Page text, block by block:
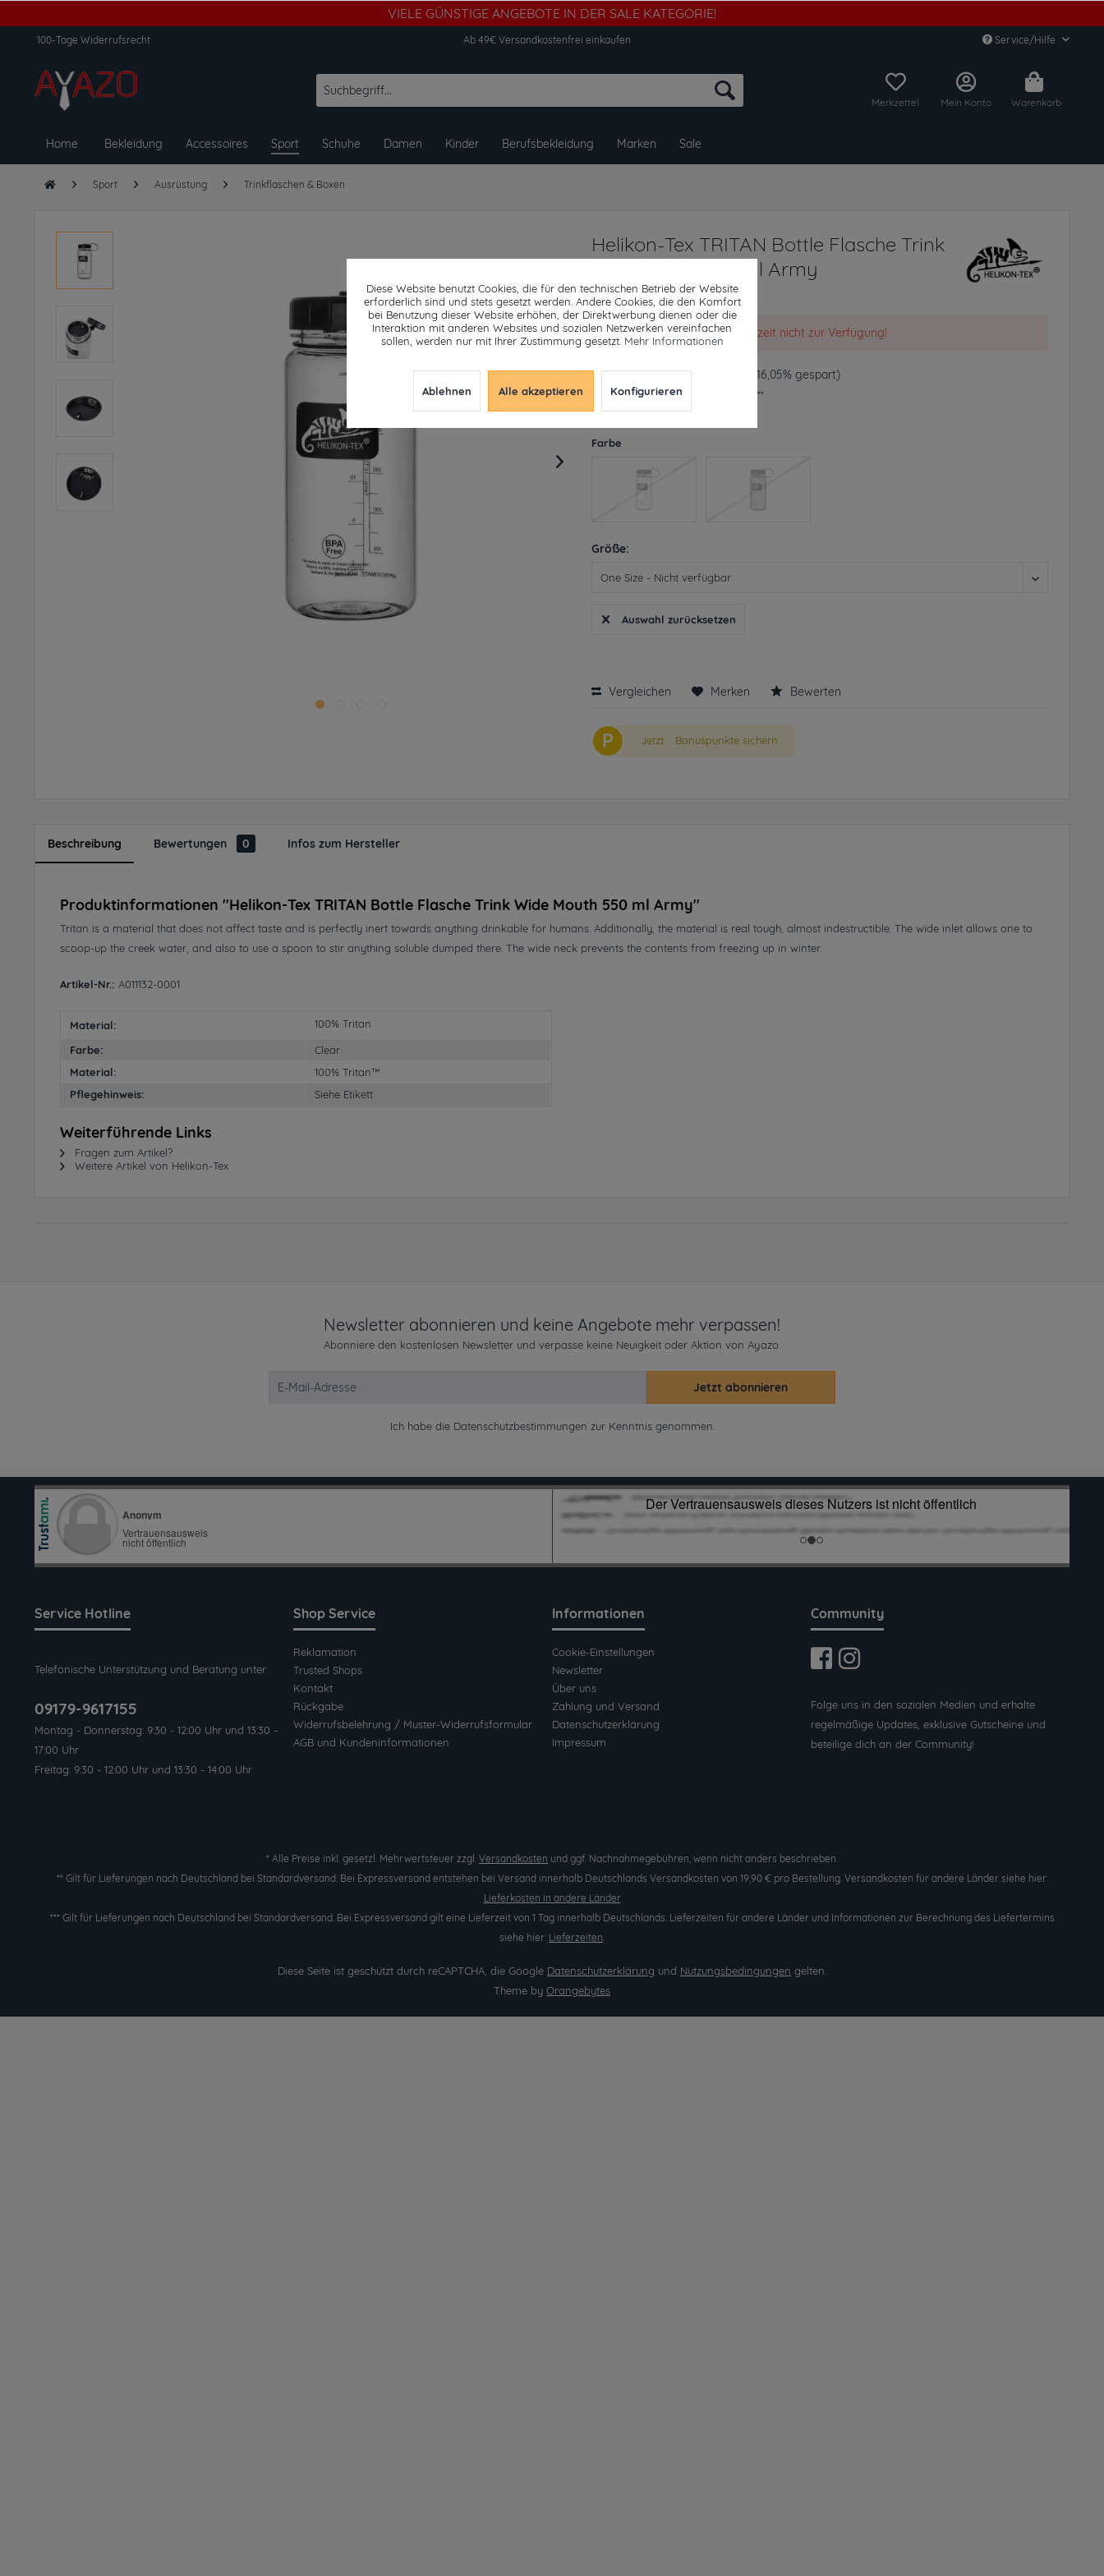
VIELE GÜNSTIGE ANGEBOTE IN DER SALE KATEGORIE!
100-Tage Widerrufsrecht Ab 49€ Versandkostenfrei einkaufen Service/Hilfe
Merkzettel Mein Konto Warenkorb
Home Bekleidung Accessoires Sport Schuhe Damen Kinder Berufsbekleidung Marken Sale
Sport Ausrüstung Trinkflaschen & Boxen
Helikon-Tex TRITAN Bottle Flasche Trink
Wide Mouth 550 ml Army
Dieser Artikel steht derzeit nicht zur Verfügung!
9,99 € * (16,05% gespart)
inkl. MwSt.ab 49€ versandkostenfrei**
Derzeit leider nicht lieferbar
Farbe
Größe:
Auswahl zurücksetzen
Vergleichen Merken Bewerten
P Jetzt Bonuspunkte sichern
Beschreibung Bewertungen 0 Infos zum Hersteller
Produktinformationen "Helikon-Tex TRITAN Bottle Flasche Trink Wide Mouth 550 ml Army"
Tritan is a material that does not affect taste and is perfectly inert towards anything drinkable for humans. Additionally, the material is real tough, almost indestructible. The wide inlet allows one to
scoop-up the creek water, and also to use a spoon to stir anything soluble dumped there. The wide neck prevents the contents from freezing up in winter.
Artikel-Nr.: A011132-0001
Material:
100% Tritan
Farbe:
Clear
Material:
100% Tritan™
Pflegehinweis:
Siehe Etikett
Weiterführende Links
Fragen zum Artikel?
Weitere Artikel von Helikon-Tex
Newsletter abonnieren und keine Angebote mehr verpassen!
Abonniere den kostenlosen Newsletter und verpasse keine Neuigkeit oder Aktion von Ayazo.
Jetzt abonnieren
Ich habe die Datenschutzbestimmungen zur Kenntnis genommen.
Service Hotline
Telefonische Unterstützung und Beratung unter:
09179-9617155
Montag - Donnerstag: 9:30 - 12:00 Uhr und 13:30 -
17:00 Uhr
Freitag: 9:30 - 12:00 Uhr und 13:30 - 14:00 Uhr
Shop Service
Reklamation
Trusted Shops
Kontakt
Rückgabe
Widerrufsbelehrung / Muster-Widerrufsformular
AGB und Kundeninformationen
Informationen
Cookie-Einstellungen
Newsletter
Über uns
Zahlung und Versand
Datenschutzerklärung
Impressum
Community
Folge uns in den sozialen Medien und erhalte
regelmäßige Updates, exklusive Gutscheine und
beteilige dich an der Community!
* Alle Preise inkl. gesetzl. Mehrwertsteuer zzgl. Versandkosten und ggf. Nachnahmegebühren, wenn nicht anders beschrieben.
** Gilt für Lieferungen nach Deutschland bei Standardversand. Bei Expressversand entstehen bei Versand innerhalb Deutschlands Versandkosten von 19,90 € pro Bestellung. Versandkosten für andere Länder siehe hier:
Lieferkosten in andere Länder
*** Gilt für Lieferungen nach Deutschland bei Standardversand. Bei Expressversand gilt eine Lieferzeit von 1 Tag innerhalb Deutschlands. Lieferzeiten für andere Länder und Informationen zur Berechnung des Liefertermins
siehe hier: Lieferzeiten.
Diese Seite ist geschützt durch reCAPTCHA, die Google Datenschutzerklärung und Nutzungsbedingungen gelten.
Theme by Orangebytes
Diese Website benutzt Cookies, die für den technischen Betrieb der Website
erforderlich sind und stets gesetzt werden. Andere Cookies, die den Komfort
bei Benutzung dieser Website erhöhen, der Direktwerbung dienen oder die
Interaktion mit anderen Websites und sozialen Netzwerken vereinfachen
sollen, werden nur mit Ihrer Zustimmung gesetzt. Mehr Informationen
Ablehnen Alle akzeptieren Konfigurieren